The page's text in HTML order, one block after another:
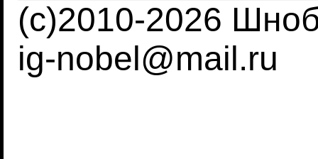
(c)2010-2026
ig-nobel@mail.ru